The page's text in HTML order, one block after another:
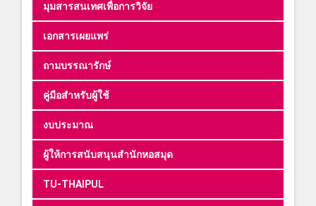
มุมสารสนเทศเพื่อการวิจัย
เอกสารเผยแพร่
ถามบรรณารักษ์
คู่มือสำหรับผู้ใช้
งบประมาณ
ผู้ให้การสนับสนุนสำนักหอสมุด
TU-THAIPUL